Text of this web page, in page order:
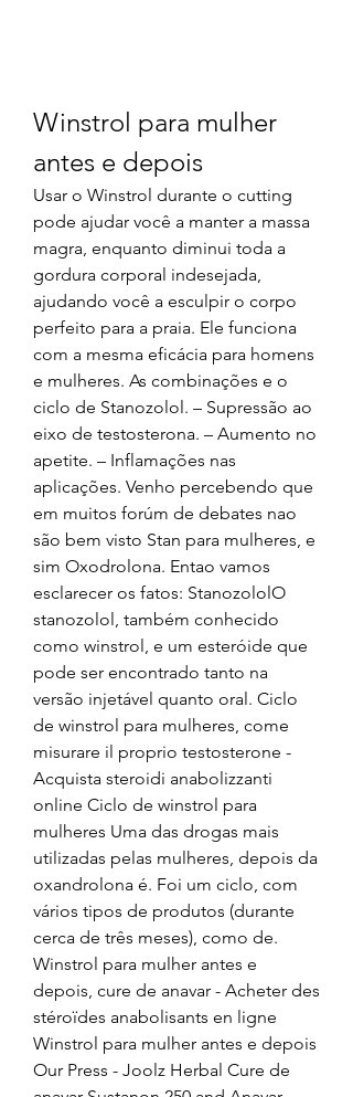
Winstrol para mulher
antes e depois
Usar o Winstrol durante o cutting
pode ajudar você a manter a massa
magra, enquanto diminui toda a
gordura corporal indesejada,
ajudando você a esculpir o corpo
perfeito para a praia. Ele funciona
com a mesma eficácia para homens
e mulheres. As combinações e o
ciclo de Stanozolol. – Supressão ao
eixo de testosterona. – Aumento no
apetite. – Inflamações nas
aplicações. Venho percebendo que
em muitos forúm de debates nao
são bem visto Stan para mulheres, e
sim Oxodrolona. Entao vamos
esclarecer os fatos: StanozololO
stanozolol, também conhecido
como winstrol, e um esteróide que
pode ser encontrado tanto na
versão injetável quanto oral. Ciclo
de winstrol para mulheres, come
misurare il proprio testosterone -
Acquista steroidi anabolizzanti
online Ciclo de winstrol para
mulheres Uma das drogas mais
utilizadas pelas mulheres, depois da
oxandrolona é. Foi um ciclo, com
vários tipos de produtos (durante
cerca de três meses), como de.
Winstrol para mulher antes e
depois, cure de anavar - Acheter des
stéroïdes anabolisants en ligne
Winstrol para mulher antes e depois
Our Press - Joolz Herbal Cure de